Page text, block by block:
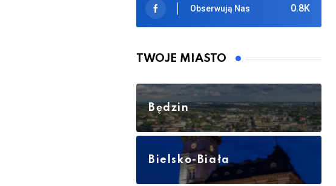
0.8K
Obserwują Nas
TWOJE MIASTO
Będzin
Bielsko-Biała